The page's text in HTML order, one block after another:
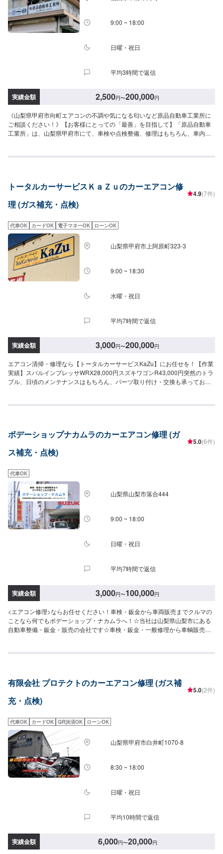
9:00 ~ 18:00
日曜・祝日
平均3時間で返信
実績金額 2,500円〜200,000円
《山梨県甲府市向町エアコンの不調や気になる匂いなど原品自動車工業所に
ご相談ください！》【お客様にとっての「最善」を目指して】「原品自動車
工業所」は、山梨県甲府市にて、車検や点検整備、修理はもちろん、車内パ
全力でサポートいたしますので、どうぞお気軽にお問い合わせください。ー
ご了承くださいませ。《ご来店・受付》店舗前の道路は幅が狭くなっており
ます。対向車などがあれば、すれ違いが困難となる場合がございますので、
ご注意ください。《注意》※写真は見本です。※車種やグレードなどにより、
定休日：日曜日、祝日、第三土曜日営業時間：9:00~18:00
トータルカーサービスＫａＺｕのカーエアコン修
理 (ガス補充・点検)
4.9(7件)
代車OK カードOK 電子マネーOK ローンOK
山梨県甲府市上阿原町323-3
9:00 ~ 18:30
水曜・祝日
平均7時間で返信
実績金額 3,000円〜200,000円
エアコン清掃・修理なら【トータルカーサービスKaZu】にお任せを！【作業
実績】スバルインプレッサWRX28,000円スズキワゴンR43,000円突然のトラ
ブル、日頃のメンテナンスはもちろん、パーツ取り付け・交換も承っており
さい。～トータルカ―サービスKaZu経営理念～我々はお客様の笑顔と感動の
に育てられ、生かされていることに感謝し、人に信頼され、熱い想いで社会
に貢献できる会社を目指します------------------------------------------------------------
【1】オファーにてお問い合わせ【2】お見積り【3】お見積りにご納得いた
望の施工内容をオファー備考欄にてご入力くださいますと、スムーズにご案
内が可能です。また、エアコンが効きにくい・音がするなどの不具合の詳細
も併せてご入力ください。⚫アフターフォローサービスも充実修理や車検整
備などのアフターフォローだけではなく普段のカーメンテナンスもKaZuは充
実しています。ちょっとお出かけ前の日常点検から洗車までお気軽にご相談
ください。お客様のお車の安全安心のお手伝いをスタッフ一同誠心誠意努め
てまいります。是非ご利用ください。⚫代車・洗車サービスについて無料代
庫されたお客様全員に通常3,000円ほどの洗車を【無料サービス】しておりま
ボデーショップナカムラのカーエアコン修理 (ガ
ス補充・点検)
5.0(6件)
代車OK
山梨県山梨市落合444
9:00 ~ 18:00
日曜・祝日
平均7時間で返信
実績金額 3,000円〜100,000円
<エアコン修理>ならお任せください！車検・鈑金から車両販売までクルマの
ことなら何でもボデーショップ・ナカムラへ！☆当社は山梨県山梨市にある
自動車整備・鈑金・販売の会社です☆車検・鈑金・一般修理から車輌販売ま
店の特徴☆・山梨県山梨市の地元の皆様に愛される板金塗装工場・関東運輸
ご納得いただければ作業開始【4】仕上がり次第納車☆代車について☆無料の
代車ご用意しております。作業中は代車をご利用ください。☆注意（必ずご
確認ください）☆※写真は見本です。損傷具合等により価格、納車時期は変動
輸入が必要となる場合がございます。部品到着までにお時間がかかる場合に
は、納車までお時間をいただいております。※内容などにより、代車の貸し出
しが出来かねる場合もございますので、予めご了承ください。【定休日・営
業時間】定休日：日曜日、祝日営業時間：9:00~18:00
有限会社 プロテクトのカーエアコン修理 (ガス補
充・点検)
5.0(2件)
代車OK カードOK QR決済OK ローンOK
山梨県甲府市白井町1070-8
8:30 ~ 18:00
日曜・祝日
平均10時間で返信
実績金額 6,000円〜20,000円